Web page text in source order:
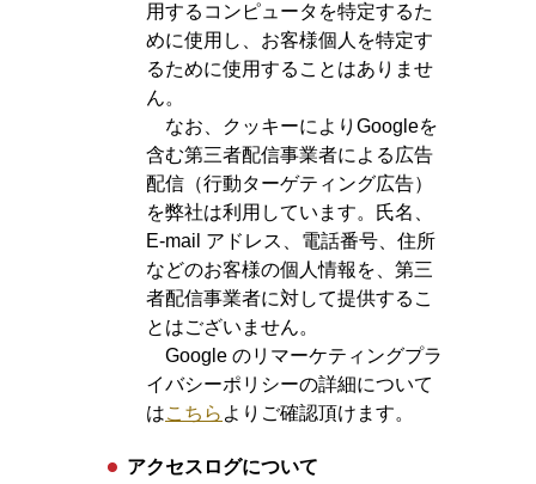
用するコンピュータを特定するた
めに使用し、お客様個人を特定す
るために使用することはありませ
ん。
なお、クッキーによりGoogleを
含む第三者配信事業者による広告
配信（行動ターゲティング広告）
を弊社は利用しています。氏名、
E-mail アドレス、電話番号、住所
などのお客様の個人情報を、第三
者配信事業者に対して提供するこ
とはございません。
Google のリマーケティングプラ
イバシーポリシーの詳細について
はこちら よりご確認頂けます。
アクセスログについて